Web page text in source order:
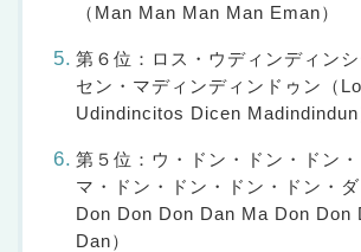
（Man Man Man Man Eman）
第６位：ロス・ウディンディン
セン・マディンディンドゥン（
Udindincitos Dicen Madindindun
第５位：ウ・ドン・ドン・ドン・
マ・ドン・ドン・ドン・ドン・
Don Don Don Dan Ma Don Don
Dan）